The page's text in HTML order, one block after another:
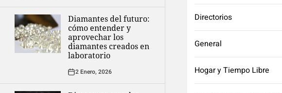
Diamantes del futuro:
cómo entender y
aprovechar los
diamantes creados en
laboratorio
2 Enero, 2026
Directorios
General
Hogar y Tiempo Libre